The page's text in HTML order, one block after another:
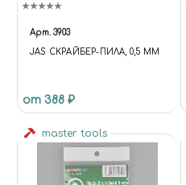
Арт. 3903
JAS СКРАЙБЕР-ПИЛА, 0,5 ММ
от 388 ₽
master tools